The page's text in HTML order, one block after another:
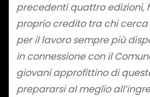
precedenti quattro edizioni,
proprio credito tra chi cerca
per il lavoro sempre più
in connessione con il
giovani approfittino di
prepararsi al meglio